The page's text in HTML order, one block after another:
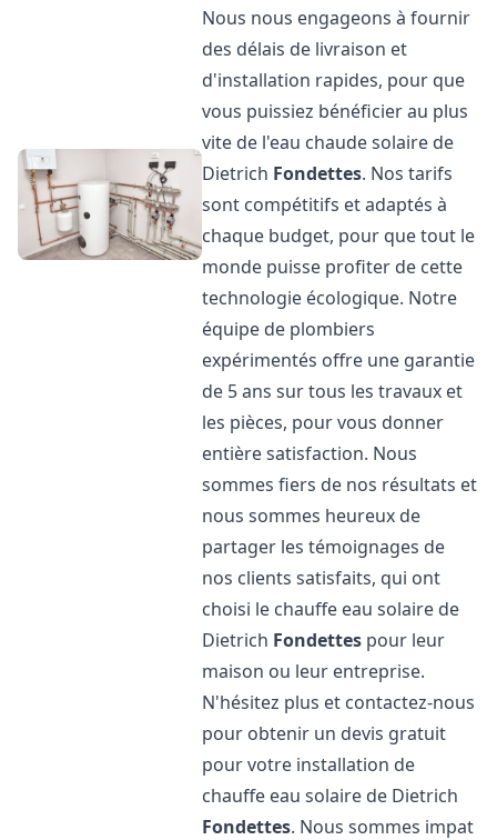
Nous nous engageons à fournir
des délais de livraison et
d'installation rapides, pour que
vous puissiez bénéficier au plus
vite de l'eau chaude solaire de
Dietrich Fondettes. Nos tarifs
sont compétitifs et adaptés à
chaque budget, pour que tout le
monde puisse profiter de cette
technologie écologique. Notre
équipe de plombiers
expérimentés offre une garantie
de 5 ans sur tous les travaux et
les pièces, pour vous donner
entière satisfaction. Nous
sommes fiers de nos résultats et
nous sommes heureux de
partager les témoignages de
nos clients satisfaits, qui ont
choisi le chauffe eau solaire de
Dietrich Fondettes pour leur
maison ou leur entreprise.
N'hésitez plus et contactez-nous
pour obtenir un devis gratuit
pour votre installation de
chauffe eau solaire de Dietrich
Fondettes. Nous sommes impat